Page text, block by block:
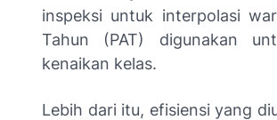
inspeksi untuk interpolasi
Tahun (PAT) digunakan
kenaikan kelas.
Lebih dari itu, efisiensi yang